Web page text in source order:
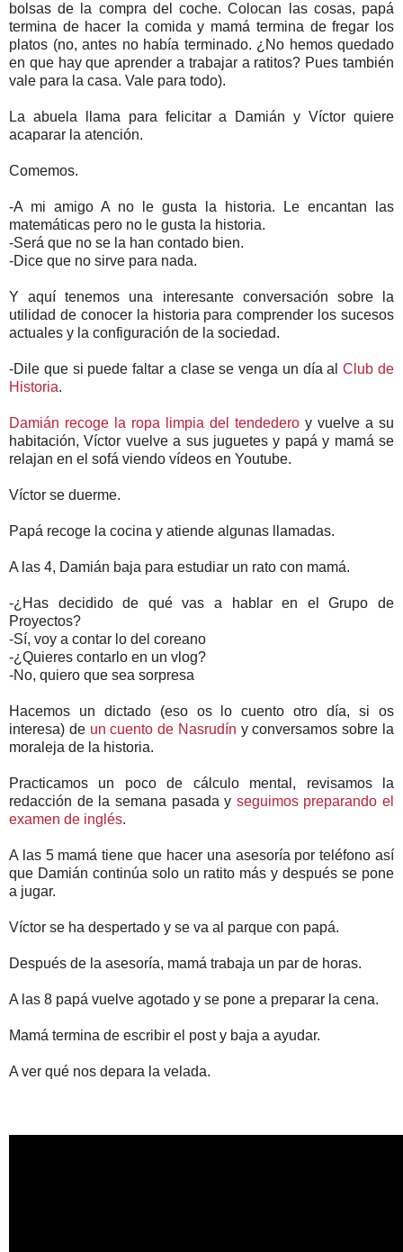
bolsas de la compra del coche. Colocan las cosas, papá
termina de hacer la comida y mamá termina de fregar los
platos (no, antes no había terminado. ¿No hemos quedado
en que hay que aprender a trabajar a ratitos? Pues también
vale para la casa. Vale para todo).
La abuela llama para felicitar a Damián y Víctor quiere
acaparar la atención.
Comemos.
-A mi amigo A no le gusta la historia. Le encantan las
matemáticas pero no le gusta la historia.
-Será que no se la han contado bien.
-Dice que no sirve para nada.
Y aquí tenemos una interesante conversación sobre la
utilidad de conocer la historia para comprender los sucesos
actuales y la configuración de la sociedad.
-Dile que si puede faltar a clase se venga un día alClub de
Historia.
Damián recoge la ropa limpia del tendedero y vuelve a su
habitación, Víctor vuelve a sus juguetes y papá y mamá se
relajan en el sofá viendo vídeos en Youtube.
Víctor se duerme.
Papá recoge la cocina y atiende algunas llamadas.
A las 4, Damián baja para estudiar un rato con mamá.
-¿Has decidido de qué vas a hablar en el Grupo de
Proyectos?
-Sí, voy a contar lo del coreano
-¿Quieres contarlo en un vlog?
-No, quiero que sea sorpresa
Hacemos un dictado (eso os lo cuento otro día, si os
interesa) de un cuento de Nasrudín y conversamos sobre la
moraleja de la historia.
Practicamos un poco de cálculo mental, revisamos la
redacción de la semana pasada y seguimos preparando el
examen de inglés.
A las 5 mamá tiene que hacer una asesoría por teléfono así
que Damián continúa solo un ratito más y después se pone
a jugar.
Víctor se ha despertado y se va al parque con papá.
Después de la asesoría, mamá trabaja un par de horas.
A las 8 papá vuelve agotado y se pone a preparar la cena.
Mamá termina de escribir el post y baja a ayudar.
A ver qué nos depara la velada.